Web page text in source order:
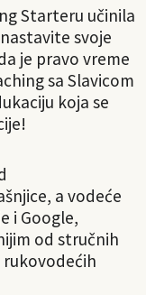
Starteru učinila
svoje
je pravo vreme
sa Slavicom
koja se
a vodeće
i Google,
od stručnih
rukovodećih